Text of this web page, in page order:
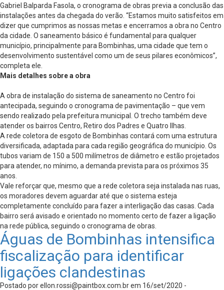
Gabriel Balparda Fasola, o cronograma de obras previa a conclusão das
instalações antes da chegada do verão. “Estamos muito satisfeitos em
dizer que cumprimos as nossas metas e encerramos a obra no Centro
da cidade. O saneamento básico é fundamental para qualquer
município, principalmente para Bombinhas, uma cidade que tem o
desenvolvimento sustentável como um de seus pilares econômicos”,
completa ele.
Mais detalhes sobre a obra
A obra de instalação do sistema de saneamento no Centro foi
antecipada, seguindo o cronograma de pavimentação – que vem
sendo realizado pela prefeitura municipal. O trecho também deve
atender os bairros Centro, Retiro dos Padres e Quatro Ilhas.
A rede coletora de esgoto de Bombinhas contará com uma estrutura
diversificada, adaptada para cada região geográfica do município. Os
tubos variam de 150 a 500 milímetros de diâmetro e estão projetados
para atender, no mínimo, a demanda prevista para os próximos 35
anos.
Vale reforçar que, mesmo que a rede coletora seja instalada nas ruas,
os moradores devem aguardar até que o sistema esteja
completamente concluído para fazer a interligação das casas. Cada
bairro será avisado e orientado no momento certo de fazer a ligação
na rede pública, seguindo o cronograma de obras.
Águas de Bombinhas intensifica
fiscalização para identificar
ligações clandestinas
Postado porellon.rossi@paintbox.com.brem 16/set/2020 -